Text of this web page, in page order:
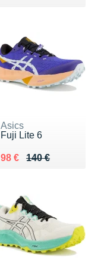
Asics
Fuji Lite 6
140 €
Au lieu de 140 €
98 €
Vendu 98 €